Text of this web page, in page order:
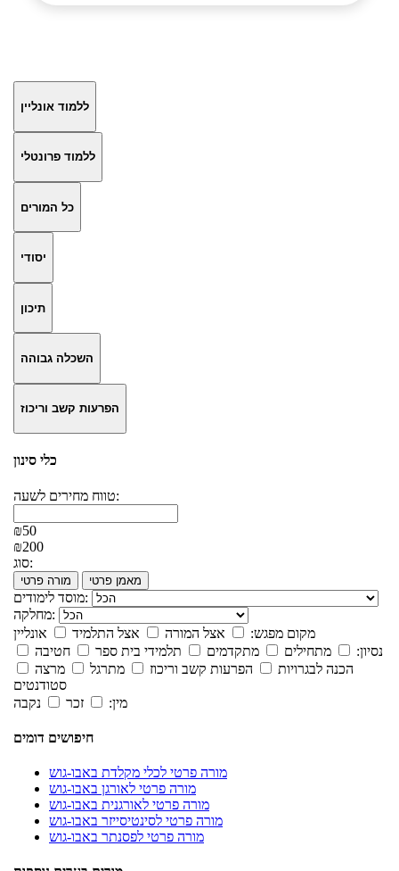
ללמוד אונליין
ללמוד פרונטלי
כל המורים
יסודי
תיכון
השכלה גבוהה
הפרעות קשב וריכוז
כלי סינון
טווח מחירים לשעה:
₪50
₪200
סוג:
מורה פרטי מאמן פרטי
מוסד לימודים:
מחלקה:
מקום מפגש:
אצל המורה אצל התלמיד
אונליין
נסיון:
מתחילים מתקדמים תלמידי בית ספר
חטיבה
הכנה לבגרויות
הפרעות קשב וריכוז מתרגל
מרצה
סטודנטים
מין:
זכר נקבה
חיפושים דומים
מורה פרטי לכלי מקלדת באבו-גוש
מורה פרטי לאורגן באבו-גוש
מורה פרטי לאורגנית באבו-גוש
מורה פרטי לסינטיסייזר באבו-גוש
מורה פרטי לפסנתר באבו-גוש